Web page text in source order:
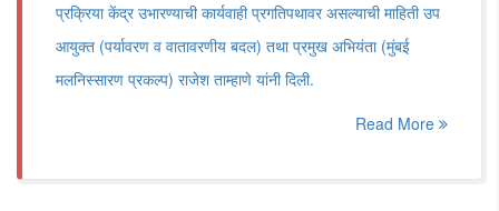
प्रक्रिया केंद्र उभारण्याची कार्यवाही प्रगतिपथावर असल्याची माहिती उप
आयुक्त (पर्यावरण व वातावरणीय बदल) तथा प्रमुख अभियंता (मुंबई
मलनिस्सारण प्रकल्प) राजेश ताम्हाणे यांनी दिली.
Read More